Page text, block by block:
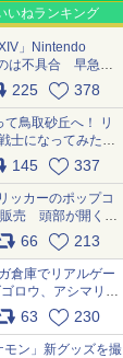
いねランキング
」Nintendo
は不具合 早急に
中
225 378
鳥取砂丘へ！ リ
戦士になってみた
145 337
ッカーのポップコ
販売 頭部が開く仕
噌フレーバー」
66 213
倉庫でリアルゲー
ロウ、アシマリ登
をレポート pic.x.com/LDgEByVl6D
63 230
モン」新グッズを撮